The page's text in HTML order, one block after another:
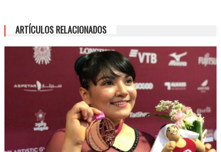
ARTÍCULOS RELACIONADOS